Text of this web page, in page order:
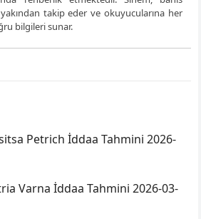
takip eder ve okuyucularına her
bilgileri sunar.
Petrich İddaa Tahmini 2026-
Varna İddaa Tahmini 2026-03-